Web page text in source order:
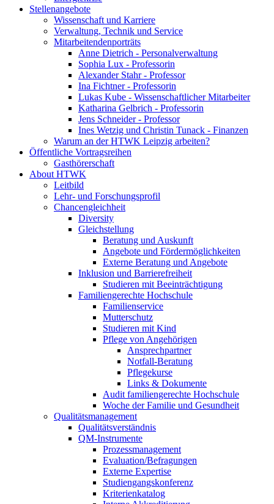
Stellenangebote
Wissenschaft und Karriere
Verwaltung, Technik und Service
Mitarbeitendenporträts
Anne Dietrich - Personalverwaltung
Sophia Lux - Professorin
Alexander Stahr - Professor
Ina Fichtner - Professorin
Lukas Kube - Wissenschaftlicher Mitarbeiter
Katharina Gelbrich - Professorin
Jens Schneider - Professor
Ines Wetzig und Christin Tunack - Finanzen
Warum an der HTWK Leipzig arbeiten?
Öffentliche Vortragsreihen
Gasthörerschaft
About HTWK
Leitbild
Lehr- und Forschungsprofil
Chancengleichheit
Diversity
Gleichstellung
Beratung und Auskunft
Angebote und Fördermöglichkeiten
Externe Beratung und Angebote
Inklusion und Barrierefreiheit
Studieren mit Beeinträchtigung
Familiengerechte Hochschule
Familienservice
Mutterschutz
Studieren mit Kind
Pflege von Angehörigen
Ansprechpartner
Notfall-Beratung
Pflegekurse
Links & Dokumente
Audit familiengerechte Hochschule
Woche der Familie und Gesundheit
Qualitätsmanagement
Qualitätsverständnis
QM-Instrumente
Prozessmanagement
Evaluation/Befragungen
Externe Expertise
Studiengangskonferenz
Kriterienkatalog